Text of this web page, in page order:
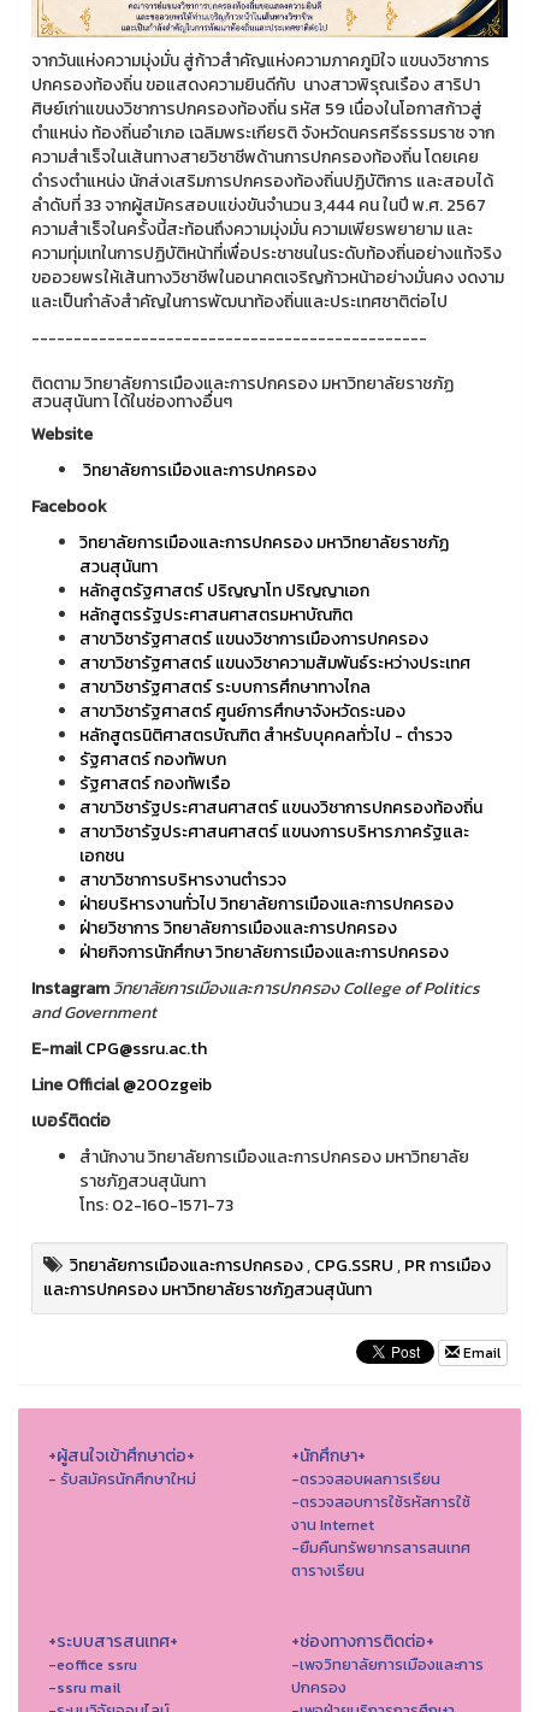
จากวันแห่งความมุ่งมั่น สู่ก้าวสำคัญแห่งความภาคภูมิใจ แขนงวิชาการ
ปกครองท้องถิ่น ขอแสดงความยินดีกับ นางสาวพิรุณเรือง สาริปา
ศิษย์เก่าแขนงวิชาการปกครองท้องถิ่น รหัส 59 เนื่องในโอกาสก้าวสู่
ตำแหน่ง ท้องถิ่นอำเภอ เฉลิมพระเกียรติ จังหวัดนครศรีธรรมราช จาก
ความสำเร็จในเส้นทางสายวิชาชีพด้านการปกครองท้องถิ่น โดยเคย
ดำรงตำแหน่ง นักส่งเสริมการปกครองท้องถิ่นปฏิบัติการ และสอบได้
ลำดับที่ 33 จากผู้สมัครสอบแข่งขันจำนวน 3,444 คน ในปี พ.ศ. 2567
ความสำเร็จในครั้งนี้สะท้อนถึงความมุ่งมั่น ความเพียรพยายาม และ
ความทุ่มเทในการปฏิบัติหน้าที่เพื่อประชาชนในระดับท้องถิ่นอย่างแท้จริง
ขออวยพรให้เส้นทางวิชาชีพในอนาคตเจริญก้าวหน้าอย่างมั่นคง งดงาม
และเป็นกำลังสำคัญในการพัฒนาท้องถิ่นและประเทศชาติต่อไป
-----------------------------------------------
ติดตาม วิทยาลัยการเมืองและการปกครอง มหาวิทยาลัยราชภัฏ
สวนสุนันทา ได้ในช่องทางอื่นๆ
Website
วิทยาลัยการเมืองและการปกครอง
Facebook
วิทยาลัยการเมืองและการปกครอง มหาวิทยาลัยราชภัฏ
สวนสุนันทา
หลักสูตรัฐศาสตร์ ปริญญาโท ปริญญาเอก
หลักสูตรรัฐประศาสนศาสตรมหาบัณฑิต
สาขาวิชารัฐศาสตร์ แขนงวิชาการเมืองการปกครอง
สาขาวิชารัฐศาสตร์ แขนงวิชาความสัมพันธ์ระหว่างประเทศ
สาขาวิชารัฐศาสตร์ ระบบการศึกษาทางไกล
สาขาวิชารัฐศาสตร์ ศูนย์การศึกษาจังหวัดระนอง
หลักสูตรนิติศาสตรบัณฑิต สำหรับบุคคลทั่วไป - ตำรวจ
รัฐศาสตร์ กองทัพบก
รัฐศาสตร์ กองทัพเรือ
สาขาวิชารัฐประศาสนศาสตร์ แขนงวิชาการปกครองท้องถิ่น
สาขาวิชารัฐประศาสนศาสตร์ แขนงการบริหารภาครัฐและ
เอกชน
สาขาวิชาการบริหารงานตำรวจ
ฝ่ายบริหารงานทั่วไป วิทยาลัยการเมืองและการปกครอง
ฝ่ายวิชาการ วิทยาลัยการเมืองและการปกครอง
ฝ่ายกิจการนักศึกษา วิทยาลัยการเมืองและการปกครอง
Instagramวิทยาลัยการเมืองและการปกครอง College of Politics
and Government
E-mailCPG@ssru.ac.th
Line Official@200zgeib
เบอร์ติดต่อ
สำนักงาน วิทยาลัยการเมืองและการปกครอง มหาวิทยาลัย
ราชภัฏสวนสุนันทา
โทร: 02-160-1571-73
วิทยาลัยการเมืองและการปกครอง,CPG.SSRU,PR การเมือง
และการปกครอง มหาวิทยาลัยราชภัฏสวนสุนันทา
Email
+ผู้สนใจเข้าศึกษาต่อ+
- รับสมัครนักศึกษาใหม่
+นักศึกษา+
-ตรวจสอบผลการเรียน
-ตรวจสอบการใช้รหัสการใช้
งาน Internet
-ยืมคืนทรัพยากรสารสนเทศ
ตารางเรียน
+ระบบสารสนเทศ+
-eoffice ssru
-ssru mail
+ช่องทางการติดต่อ+
-เพจวิทยาลัยการเมืองและการ
ปกครอง